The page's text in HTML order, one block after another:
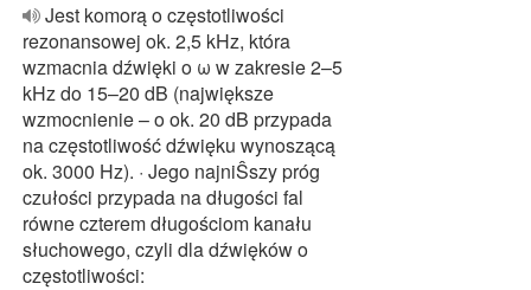
Jest komorą o częstotliwości
rezonansowej ok. 2,5 kHz, która
wzmacnia dźwięki o ω w zakresie 2–5
kHz do 15–20 dB (największe
wzmocnienie – o ok. 20 dB przypada
na częstotliwość dźwięku wynoszącą
ok. 3000 Hz). · Jego najniŜszy próg
czułości przypada na długości fal
równe czterem długościom kanału
słuchowego, czyli dla dźwięków o
częstotliwości: